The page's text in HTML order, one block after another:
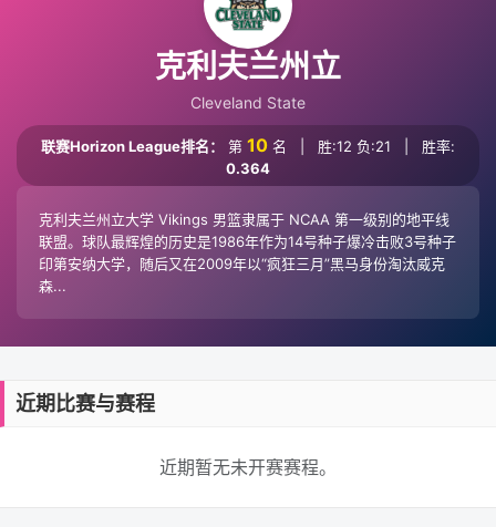
克利夫兰州立
Cleveland State
联赛Horizon League排名： 第 10 名 胜:12 负:21
胜率:
0.364
克利夫兰州立大学 Vikings 男篮隶属于 NCAA 第一级别的地平线
联盟。球队最辉煌的历史是1986年作为14号种子爆冷击败3号种子
印第安纳大学，随后又在2009年以“疯狂三月”黑马身份淘汰威克
森...
近期比赛与赛程
近期暂无未开赛赛程。